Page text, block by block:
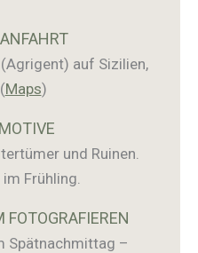
auf Sizilien,
(Maps)
und Ruinen.
Frühling.
Spätnachmittag –